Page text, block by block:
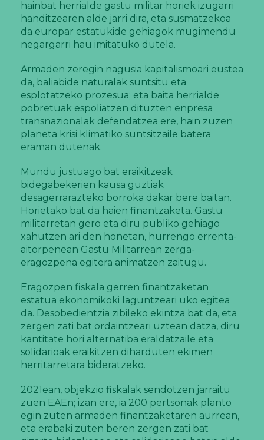
hainbat herrialde gastu militar horiek izugarri
handitzearen alde jarri dira, eta susmatzekoa
da europar estatukide gehiagok mugimendu
negargarri hau imitatuko dutela.
Armaden zeregin nagusia kapitalismoari eustea
da, baliabide naturalak suntsitu eta
esplotatzeko prozesua; eta baita herrialde
pobretuak espoliatzen dituzten enpresa
transnazionalak defendatzea ere, hain zuzen
planeta krisi klimatiko suntsitzaile batera
eraman dutenak.
Mundu justuago bat eraikitzeak
bidegabekerien kausa guztiak
desagerrarazteko borroka dakar bere baitan.
Horietako bat da haien finantzaketa. Gastu
militarretan gero eta diru publiko gehiago
xahutzen ari den honetan, hurrengo errenta-
aitorpenean Gastu Militarrean zerga-
eragozpena egitera animatzen zaitugu.
Eragozpen fiskala gerren finantzaketan
estatua ekonomikoki laguntzeari uko egitea
da. Desobedientzia zibileko ekintza bat da, eta
zergen zati bat ordaintzeari uztean datza, diru
kantitate hori alternatiba eraldatzaile eta
solidarioak eraikitzen diharduten ekimen
herritarretara bideratzeko.
2021ean, objekzio fiskalak sendotzen jarraitu
zuen EAEn; izan ere, ia 200 pertsonak planto
egin zuten armaden finantzaketaren aurrean,
eta erabaki zuten beren zergen zati bat